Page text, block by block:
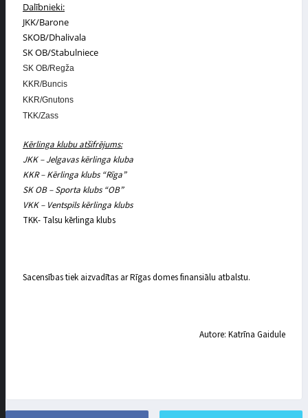
Dalībnieki:
JKK/Barone
SKOB/Dhalivala
SK OB/Stabulniece
SK OB/Regža
KKR/Buncis
KKR/Gnutons
TKK/Zass
Kērlinga klubu atšifrējums:
JKK – Jelgavas kērlinga kluba
KKR – Kērlinga klubs “Rīga”
SK OB – Sporta klubs “OB”
VKK – Ventspils kērlinga klubs
TKK- Talsu kērlinga klubs
Sacensības tiek aizvadītas ar Rīgas domes finansiālu atbalstu.
Autore: Katrīna Gaidule